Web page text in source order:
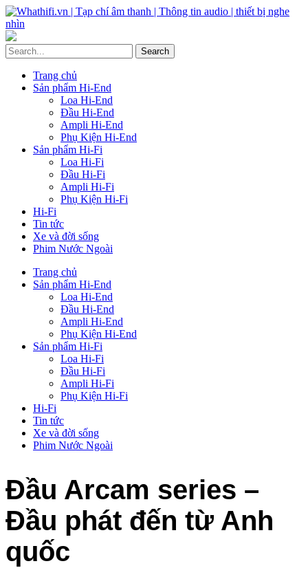
Trang chủ
Sản phẩm Hi-End
Loa Hi-End
Đầu Hi-End
Ampli Hi-End
Phụ Kiện Hi-End
Sản phẩm Hi-Fi
Loa Hi-Fi
Đầu Hi-Fi
Ampli Hi-Fi
Phụ Kiện Hi-Fi
Hi-Fi
Tin tức
Xe và đời sống
Phim Nước Ngoài
Trang chủ
Sản phẩm Hi-End
Loa Hi-End
Đầu Hi-End
Ampli Hi-End
Phụ Kiện Hi-End
Sản phẩm Hi-Fi
Loa Hi-Fi
Đầu Hi-Fi
Ampli Hi-Fi
Phụ Kiện Hi-Fi
Hi-Fi
Tin tức
Xe và đời sống
Phim Nước Ngoài
Đầu Arcam series –
Đầu phát đến từ Anh
quốc